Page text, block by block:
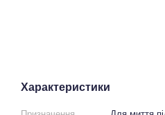
Характеристики